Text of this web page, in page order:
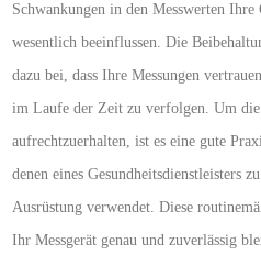
Schwankungen in den Messwerten Ihre
wesentlich beeinflussen. Die
dazu bei, dass Ihre Messungen
im Laufe der Zeit zu verfolgen. Um
aufrechtzuerhalten, ist es eine gute
denen eines Gesundheitsdienstleisters
Ausrüstung verwendet. Diese
Ihr Messgerät genau und zuverlässig